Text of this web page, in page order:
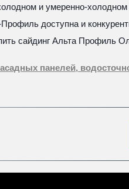
и умеренно-
доступна и
сайдинг Альта Профиль
панелей,